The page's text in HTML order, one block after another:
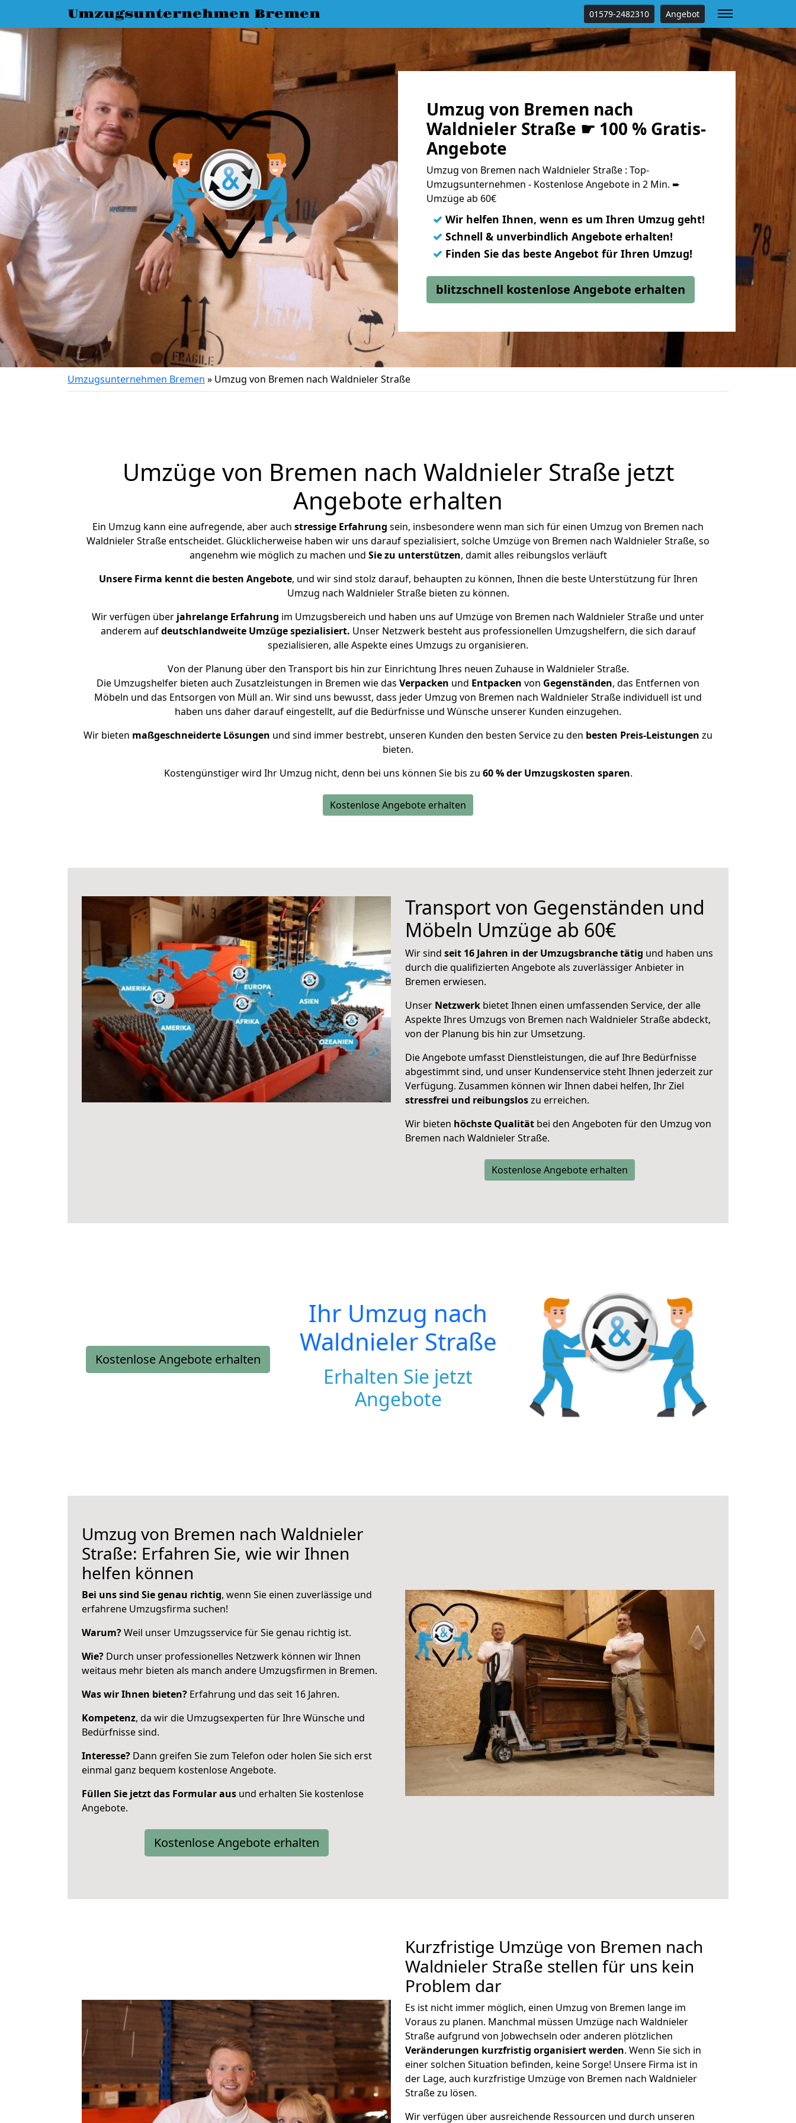
Umzugsunternehmen Bremen 01579-2482310 Angebot
Umzug von Bremen nach
Waldnieler Straße ☛ 100 % Gratis-
Angebote
Umzug von Bremen nach Waldnieler Straße : Top-
Umzugsunternehmen - Kostenlose Angebote in 2 Min. ➨
Umzüge ab 60€
✓ Wir helfen Ihnen, wenn es um Ihren Umzug geht!
✓ Schnell & unverbindlich Angebote erhalten!
✓ Finden Sie das beste Angebot für Ihren Umzug!
blitzschnell kostenlose Angebote erhalten
Umzugsunternehmen Bremen » Umzug von Bremen nach Waldnieler Straße
Umzüge von Bremen nach Waldnieler Straße jetzt
Angebote erhalten
Ein Umzug kann eine aufregende, aber auch stressige Erfahrung sein, insbesondere wenn man sich für einen Umzug von Bremen nach
Waldnieler Straße entscheidet. Glücklicherweise haben wir uns darauf spezialisiert, solche Umzüge von Bremen nach Waldnieler Straße, so
angenehm wie möglich zu machen und Sie zu unterstützen, damit alles reibungslos verläuft
Unsere Firma kennt die besten Angebote, und wir sind stolz darauf, behaupten zu können, Ihnen die beste Unterstützung für Ihren
Umzug nach Waldnieler Straße bieten zu können.
Wir verfügen über jahrelange Erfahrung im Umzugsbereich und haben uns auf Umzüge von Bremen nach Waldnieler Straße und unter
anderem aufdeutschlandweite Umzüge spezialisiert. Unser Netzwerk besteht aus professionellen Umzugshelfern, die sich darauf
spezialisieren, alle Aspekte eines Umzugs zu organisieren.
Von der Planung über den Transport bis hin zur Einrichtung Ihres neuen Zuhause in Waldnieler Straße.
Die Umzugshelfer bieten auch Zusatzleistungen in Bremen wie das Verpacken und Entpacken von Gegenständen, das Entfernen von
Möbeln und das Entsorgen von Müll an. Wir sind uns bewusst, dass jeder Umzug von Bremen nach Waldnieler Straße individuell ist und
haben uns daher darauf eingestellt, auf die Bedürfnisse und Wünsche unserer Kunden einzugehen.
Wir bieten maßgeschneiderte Lösungen und sind immer bestrebt, unseren Kunden den besten Service zu den besten Preis-Leistungen zu
bieten.
Kostengünstiger wird Ihr Umzug nicht, denn bei uns können Sie bis zu 60 % der Umzugskosten sparen.
Kostenlose Angebote erhalten
Transport von Gegenständen und
Möbeln Umzüge ab 60€
Wir sind seit 16 Jahren in der Umzugsbranche tätig und haben uns
durch die qualifizierten Angebote als zuverlässiger Anbieter in
Bremen erwiesen.
Unser Netzwerk bietet Ihnen einen umfassenden Service, der alle
Aspekte Ihres Umzugs von Bremen nach Waldnieler Straße abdeckt,
von der Planung bis hin zur Umsetzung.
Die Angebote umfasst Dienstleistungen, die auf Ihre Bedürfnisse
abgestimmt sind, und unser Kundenservice steht Ihnen jederzeit zur
Verfügung. Zusammen können wir Ihnen dabei helfen, Ihr Ziel
stressfrei und reibungsloszu erreichen.
Wir bieten höchste Qualität bei den Angeboten für den Umzug von
Bremen nach Waldnieler Straße.
Kostenlose Angebote erhalten
Kostenlose Angebote erhalten
Ihr Umzug nach
Waldnieler Straße
Erhalten Sie jetzt
Angebote
Umzug von Bremen nach Waldnieler
Straße: Erfahren Sie, wie wir Ihnen
helfen können
Bei uns sind Sie genau richtig, wenn Sie einen zuverlässige und
erfahrene Umzugsfirma suchen!
Warum?Weil unser Umzugsservice für Sie genau richtig ist.
Wie? Durch unser professionelles Netzwerk können wir Ihnen
weitaus mehr bieten als manch andere Umzugsfirmen in Bremen.
Was wir Ihnen bieten? Erfahrung und das seit 16 Jahren.
Kompetenz, da wir die Umzugsexperten für Ihre Wünsche und
Bedürfnisse sind.
Interesse? Dann greifen Sie zum Telefon oder holen Sie sich erst
einmal ganz bequem kostenlose Angebote.
Füllen Sie jetzt das Formular aus und erhalten Sie kostenlose
Angebote.
Kostenlose Angebote erhalten
Kurzfristige Umzüge von Bremen nach
Waldnieler Straße stellen für uns kein
Problem dar
Es ist nicht immer möglich, einen Umzug von Bremen lange im
Voraus zu planen. Manchmal müssen Umzüge nach Waldnieler
Straße aufgrund von Jobwechseln oder anderen plötzlichen
Veränderungen kurzfristig organisiert werden. Wenn Sie sich in
einer solchen Situation befinden, keine Sorge! Unsere Firma ist in
der Lage, auch kurzfristige Umzüge von Bremen nach Waldnieler
Straße zu lösen.
Wir verfügen über ausreichende Ressourcen und durch unseren